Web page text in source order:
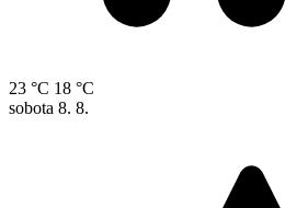
23 °C 18 °C
sobota 8. 8.